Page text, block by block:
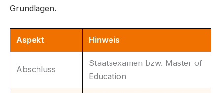
Grundlagen.
Aspekt Hinweis
Abschluss
Staatsexamen bzw. Master of
Education